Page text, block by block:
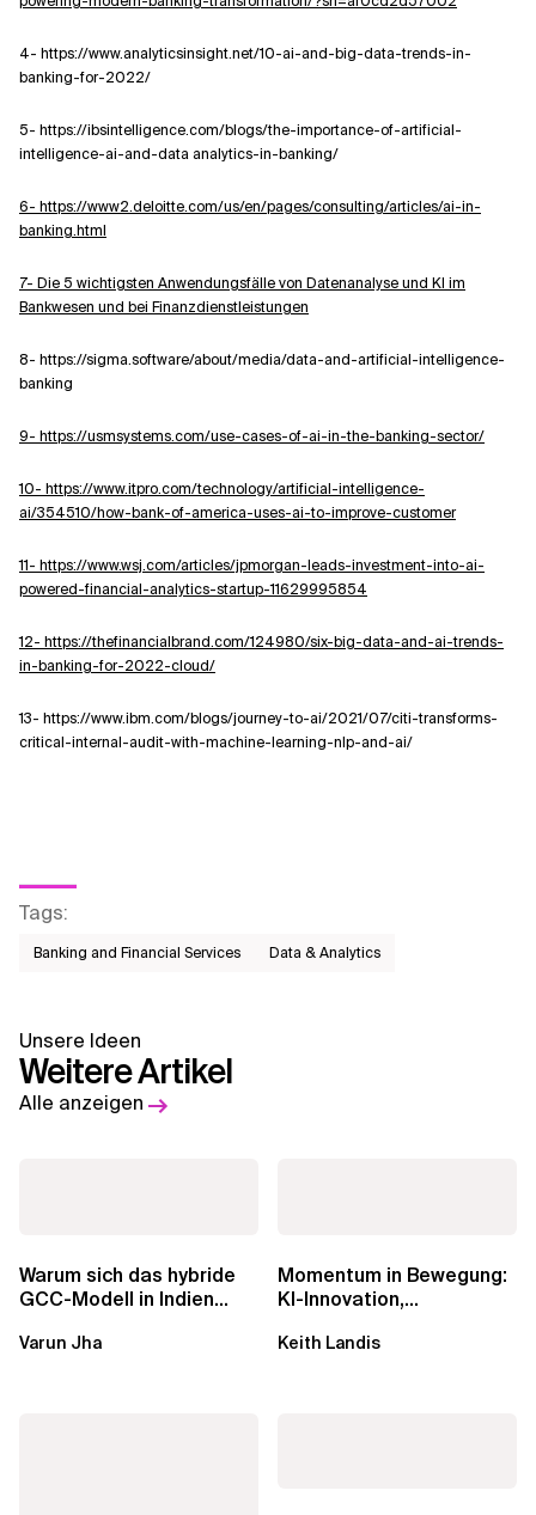
4- https://www.analyticsinsight.net/10-ai-and-big-data-trends-in-
banking-for-2022/
5- https://ibsintelligence.com/blogs/the-importance-of-artificial-
intelligence-ai-and-data analytics-in-banking/
6- https://www2.deloitte.com/us/en/pages/consulting/articles/ai-in-
banking.html
7- Die 5 wichtigsten Anwendungsfälle von Datenanalyse und KI im
Bankwesen und bei Finanzdienstleistungen
8- https://sigma.software/about/media/data-and-artificial-intelligence-
banking
9- https://usmsystems.com/use-cases-of-ai-in-the-banking-sector/
10- https://www.itpro.com/technology/artificial-intelligence-
ai/354510/how-bank-of-america-uses-ai-to-improve-customer
11- https://www.wsj.com/articles/jpmorgan-leads-investment-into-ai-
powered-financial-analytics-startup-11629995854
12- https://thefinancialbrand.com/124980/six-big-data-and-ai-trends-
in-banking-for-2022-cloud/
13- https://www.ibm.com/blogs/journey-to-ai/2021/07/citi-transforms-
critical-internal-audit-with-machine-learning-nlp-and-ai/
Tags:
Banking and Financial Services Data & Analytics
Unsere Ideen
Weitere Artikel
Alle anzeigen
Warum sich das hybride
GCC-Modell in Indien
Unternehmen den...
Varun Jha
Momentum in Bewegung:
KI-Innovation,
Macht der...
Keith Landis